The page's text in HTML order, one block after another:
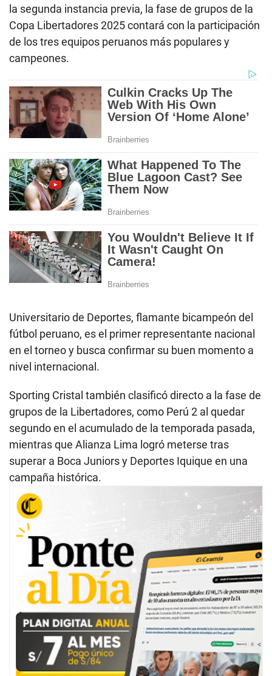
la segunda instancia previa, la fase de grupos de la
Copa Libertadores 2025 contará con la participación
de los tres equipos peruanos más populares y
campeones.
Universitario de Deportes, flamante bicampeón del
fútbol peruano, es el primer representante nacional
en el torneo y busca confirmar su buen momento a
nivel internacional.
Sporting Cristal también clasificó directo a la fase de
grupos de la Libertadores, como Perú 2 al quedar
segundo en el acumulado de la temporada pasada,
mientras que Alianza Lima logró meterse tras
superar a Boca Juniors y Deportes Iquique en una
campaña histórica.